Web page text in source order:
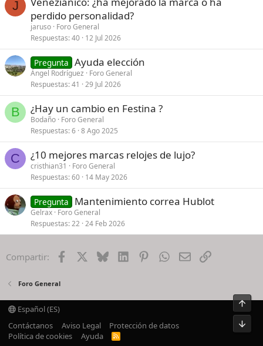
J
perdido personalidad?
jaruso Foro General
Respuestas 40 12 Jul 2026
Pregunta Ayuda elección
Ángel Rodríguez
Foro General
Respuestas 41 29 Jul 2026
B ¿Hay un cambio en Festina ?
Bodaño Foro General
Respuestas 6 8 Ago 2025
C ¿10 mejores marcas relojes de lujo?
cristhian31
Foro General
Respuestas 60 14 May 2026
Pregunta Mantenimiento correa Hublot
Gelrax Foro General
Respuestas 22 24 Feb 2026
Compartir: Facebook BlueskyLinkedInPinterestWhatsApp
EmailEnlace
Foro General
Español (ES)
Contáctanos
Aviso Legal
Protección de datos
Política de cookies
Ayuda
R